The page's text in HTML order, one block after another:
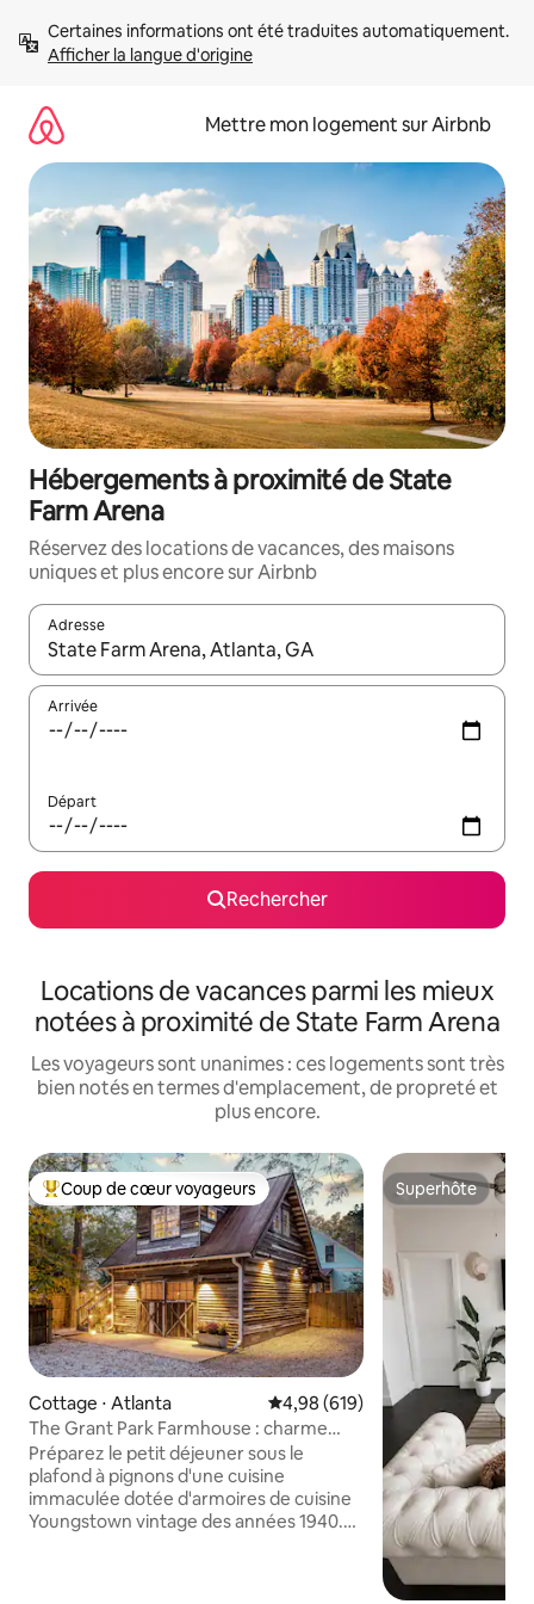
directement
Afficher la langue d'origine
Mettre mon logement sur Airbnb
Hébergements à proximité de State
Farm Arena
Réservez des locations de vacances, des maisons
uniques et plus encore sur Airbnb
Adresse
Lorsque les résultats s'affichent, utilisez les flèches vers le
Arrivée
Départ
Rechercher
Locations de vacances parmi les mieux
notées à proximité de State Farm Arena
Les voyageurs sont unanimes : ces logements sont très
bien notés en termes d'emplacement, de propreté et
plus encore.
Coups de cœur voyageurs les plus appréciés
Coup de cœur voyageurs
Cottage ⋅ Atlanta Évaluation moyenne sur la
4,98 (619)
The Grant Park Farmhouse : charme
authentique du Sud
Préparez le petit déjeuner sous le
plafond à pignons d'une cuisine
immaculée dotée d'armoires de cuisine
Youngstown vintage des années 1940.
Superhôte
Superhôte